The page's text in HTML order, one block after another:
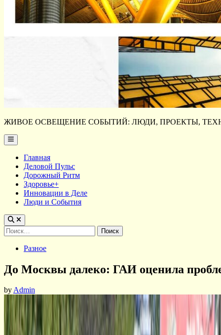
ЖИВОЕ ОСВЕЩЕНИЕ СОБЫТИЙ: ЛЮДИ, ПРОЕКТЫ,
Main
Menu
Главная
Деловой Пульс
Дорожный Ритм
Здоровье+
Инновации в Деле
Люди и События
Найти:
PostedРазное
До Москвы далеко: ГАИ оценила
byAdmin